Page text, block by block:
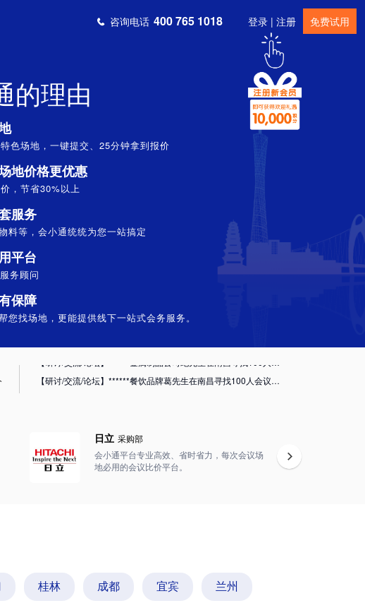
咨询电话 400 765 1018 登录 | 注册 免费试用
的理由
色场地，一键提交、25分钟拿到报价
地价格更优惠
，节省30%以上
服务
料等，会小通统统为您一站搞定
平台
务顾问
保障
您找场地，更能提供线下一站式会务服务。
【拓展】******化妆品公司朱先生在深圳寻找3000人会议场地
【培训/讲座】******空调设备公司万女士在南昌寻找40人会议场地
【培训/讲座】*****中心在长沙找50人的会议酒店
【拓展】******化妆品公司朱先生在深圳寻找3000人会议场地
【培训/讲座】******天然气公司朱先生在南昌寻找100人会议场地
日立 采购部
会小通平台专业高效、省时省力，每次会议场
地必用的会议比价平台。
桂林 成都 宜宾 兰州